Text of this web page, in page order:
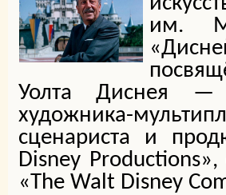
им. М.
Уолта Диснея —
художника-
сценариста и
Disney
«The Walt Disney